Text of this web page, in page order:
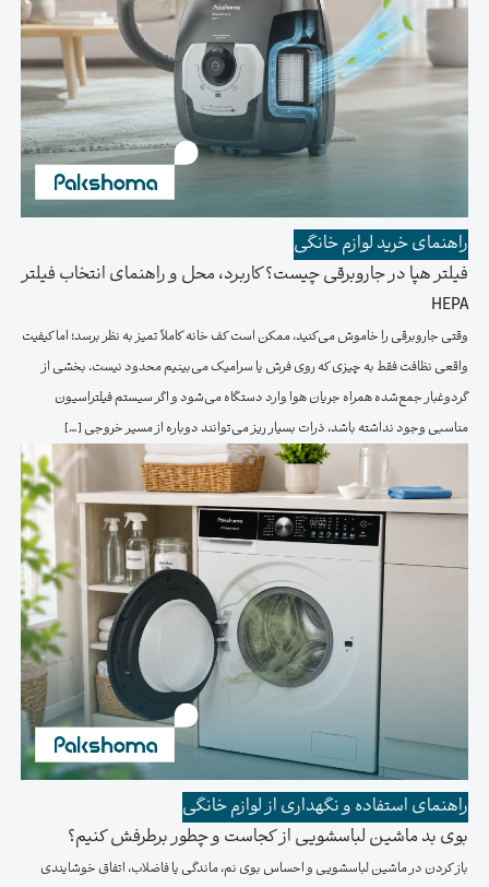
راهنمای خرید لوازم خانگی
فیلتر هپا در جاروبرقی چیست؟ کاربرد، محل و راهنمای انتخاب فیلتر
HEPA
وقتی جاروبرقی را خاموش می‌کنید، ممکن است کف خانه کاملاً تمیز به نظر برسد؛ اما کیفیت
واقعی نظافت فقط به چیزی که روی فرش یا سرامیک می‌بینیم محدود نیست. بخشی از
گردوغبار جمع‌شده همراه جریان هوا وارد دستگاه می‌شود و اگر سیستم فیلتراسیون
مناسبی وجود نداشته باشد، ذرات بسیار ریز می‌توانند دوباره از مسیر خروجی […]
راهنمای استفاده و نگهداری از لوازم خانگی
بوی بد ماشین لباسشویی از کجاست و چطور برطرفش کنیم؟
باز کردن در ماشین لباسشویی و احساس بوی نم، ماندگی یا فاضلاب، اتفاق خوشایندی